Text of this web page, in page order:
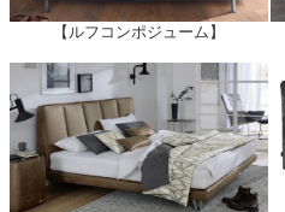
【ルフコンポジューム】